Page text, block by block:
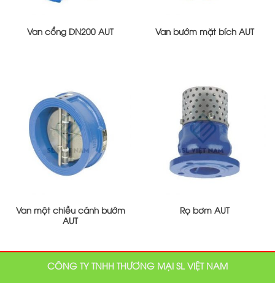
Van cổng DN200 AUT Van bướm mặt bích AUT
Van một chiều cánh bướm
AUT
Rọ bơm AUT
CÔNG TY TNHH THƯƠNG MẠI SL VIỆT NAM